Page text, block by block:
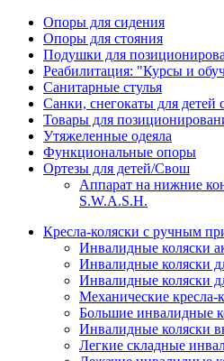
Опоры для сидения
Опоры для стояния
Подушки для
Реабилитация: "Курсы и
Санитарные стулья
Санки, снегокаты для
Товары для
Утяжеленные одеяла
Функциональные опоры
Ортезы для детей/Свош
Аппарат на нижние
S.W.A.S.H.
Кресла-коляски с ручным
Инвалидные коляски
Инвалидные коляски
Инвалидные коляски
Механические кресла-
Большие инвалидные
Инвалидные коляски
Легкие складные